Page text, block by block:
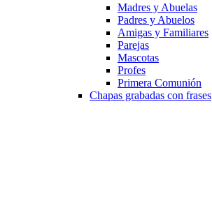
Madres y Abuelas
Padres y Abuelos
Amigas y Familiares
Parejas
Mascotas
Profes
Primera Comunión
Chapas grabadas con frases